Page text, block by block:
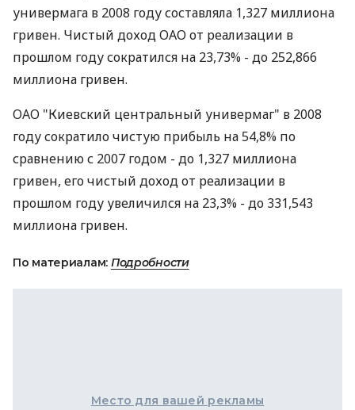
универмага в 2008 году составляла 1,327 миллиона
гривен. Чистый доход ОАО от реализации в
прошлом году сократился на 23,73% - до 252,866
миллиона гривен.
ОАО "Киевский центральный универмаг" в 2008
году сократило чистую прибыль на 54,8% по
сравнению с 2007 годом - до 1,327 миллиона
гривен, его чистый доход от реализации в
прошлом году увеличился на 23,3% - до 331,543
миллиона гривен.
По материалам: Подробности
Место для вашей рекламы